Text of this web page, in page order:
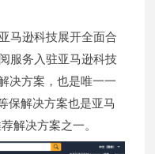
马逊科技展开全面合
服务入驻亚马逊科技
决方案，也是唯一一
保解决方案也是亚马
解决方案之一。